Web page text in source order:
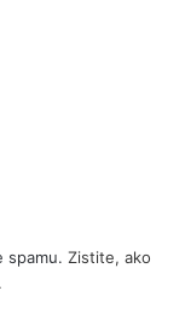
spamu. Zistite, ako